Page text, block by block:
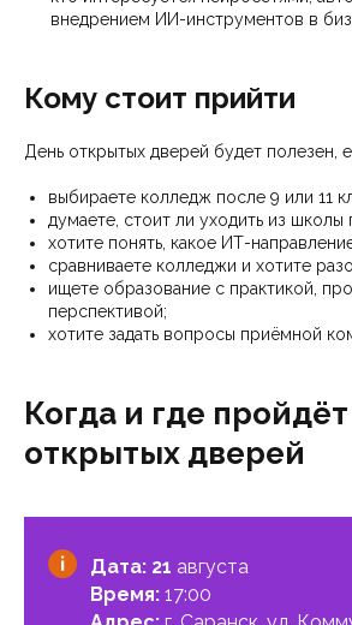
внедрением ИИ-инструментов в
Кому стоит прийти
День открытых дверей будет полезен,
выбираете колледж после 9 или 11
думаете, стоит ли уходить из школы
хотите понять, какое ИТ-
сравниваете колледжи и хотите
ищете образование с практикой,
перспективой;
хотите задать вопросы приёмной
Когда и где
открытых дверей
Дата: 21 августа
Время: 17:00